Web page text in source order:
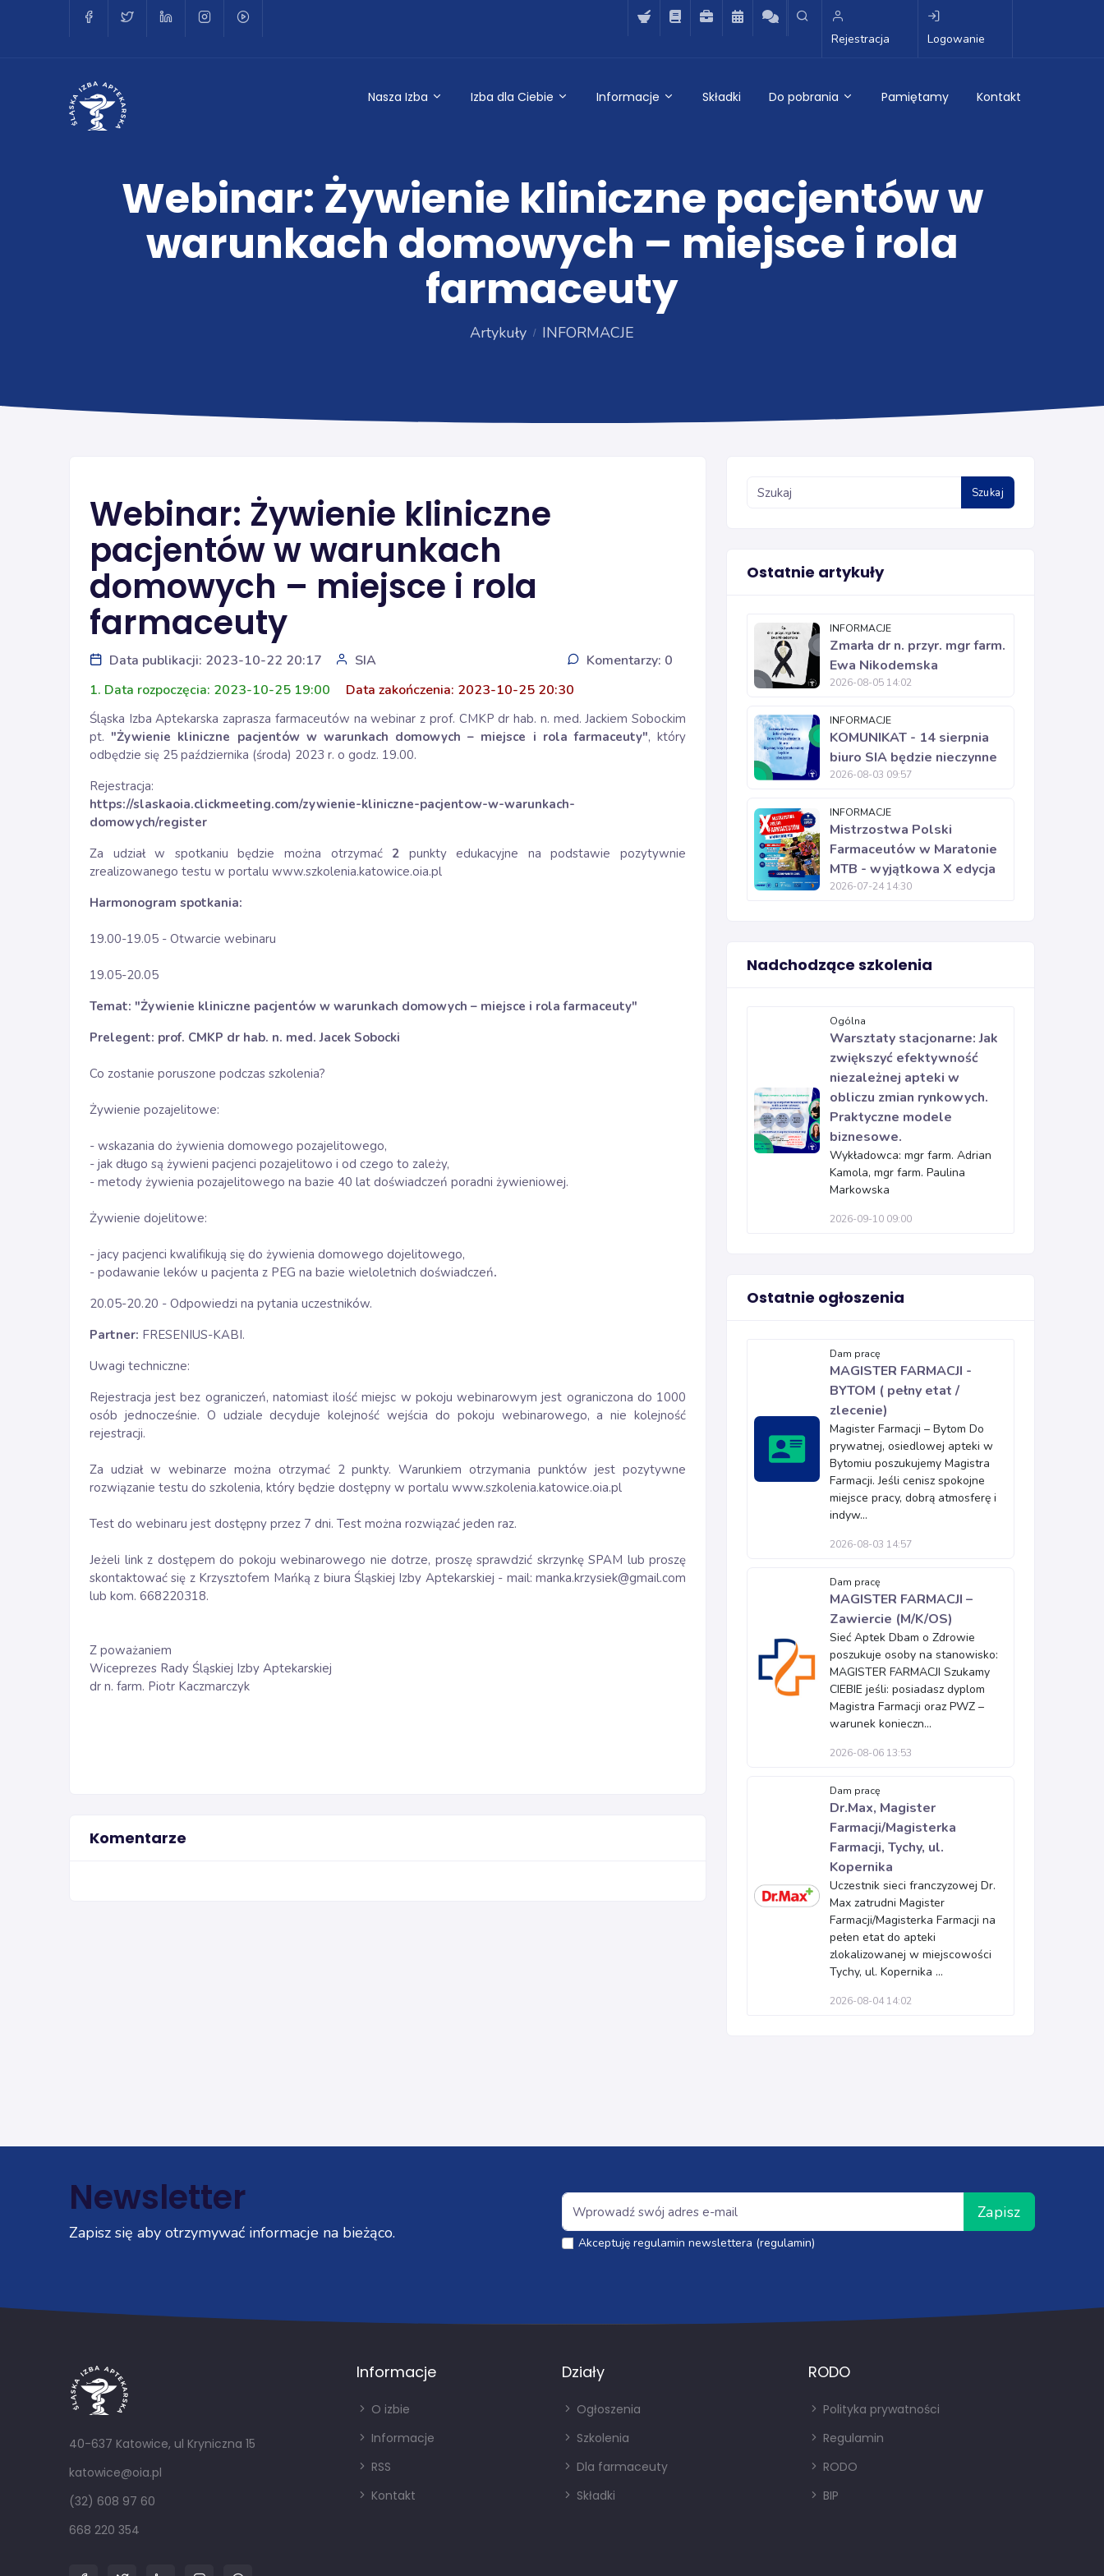
Rejestracja Logowanie
Nasza Izba Izba dla Ciebie Informacje Składki Do pobrania Pamiętamy Kontakt
Webinar: Żywienie kliniczne pacjentów w
warunkach domowych – miejsce i rola
farmaceuty
Artykuły INFORMACJE
Webinar: Żywienie kliniczne
pacjentów w warunkach
domowych – miejsce i rola
farmaceuty
Data publikacji: 2023-10-22 20:17 SIA
Komentarzy: 0
1. Data rozpoczęcia: 2023-10-25 19:00
Data zakończenia: 2023-10-25 20:30
Śląska Izba Aptekarska zaprasza farmaceutów na webinar z prof. CMKP dr hab. n. med. Jackiem Sobockim
pt. "Żywienie kliniczne pacjentów w warunkach domowych – miejsce i rola farmaceuty", który
odbędzie się 25 października (środa) 2023 r. o godz. 19.00.
Rejestracja:
https://slaskaoia.clickmeeting.com/zywienie-kliniczne-pacjentow-w-warunkach-
domowych/register
Za udział w spotkaniu będzie można otrzymać 2 punkty edukacyjne na podstawie pozytywnie
zrealizowanego testu w portalu www.szkolenia.katowice.oia.pl
Harmonogram spotkania:
19.00-19.05 - Otwarcie webinaru
19.05-20.05
Temat: "Żywienie kliniczne pacjentów w warunkach domowych – miejsce i rola farmaceuty"
Prelegent: prof. CMKP dr hab. n. med. Jacek Sobocki
Co zostanie poruszone podczas szkolenia?
Żywienie pozajelitowe:
- wskazania do żywienia domowego pozajelitowego,
- jak długo są żywieni pacjenci pozajelitowo i od czego to zależy,
- metody żywienia pozajelitowego na bazie 40 lat doświadczeń poradni żywieniowej.
Żywienie dojelitowe:
- jacy pacjenci kwalifikują się do żywienia domowego dojelitowego,
- podawanie leków u pacjenta z PEG na bazie wieloletnich doświadczeń.
20.05-20.20 - Odpowiedzi na pytania uczestników.
Partner: FRESENIUS-KABI.
Uwagi techniczne:
Rejestracja jest bez ograniczeń, natomiast ilość miejsc w pokoju webinarowym jest ograniczona do 1000
osób jednocześnie. O udziale decyduje kolejność wejścia do pokoju webinarowego, a nie kolejność
rejestracji.
Za udział w webinarze można otrzymać 2 punkty. Warunkiem otrzymania punktów jest pozytywne
rozwiązanie testu do szkolenia, który będzie dostępny w portalu www.szkolenia.katowice.oia.pl
Test do webinaru jest dostępny przez 7 dni. Test można rozwiązać jeden raz.
Jeżeli link z dostępem do pokoju webinarowego nie dotrze, proszę sprawdzić skrzynkę SPAM lub proszę
skontaktować się z Krzysztofem Mańką z biura Śląskiej Izby Aptekarskiej - mail: manka.krzysiek@gmail.com
lub kom. 668220318.
Z poważaniem
Wiceprezes Rady Śląskiej Izby Aptekarskiej
dr n. farm. Piotr Kaczmarczyk
Komentarze
Szukaj
Ostatnie artykuły
INFORMACJE
Zmarła dr n. przyr. mgr farm.
Ewa Nikodemska
2026-08-05 14:02
INFORMACJE
KOMUNIKAT - 14 sierpnia
biuro SIA będzie nieczynne
2026-08-03 09:57
INFORMACJE
Mistrzostwa Polski
Farmaceutów w Maratonie
MTB - wyjątkowa X edycja
2026-07-24 14:30
Nadchodzące szkolenia
Ogólna
Warsztaty stacjonarne: Jak
zwiększyć efektywność
niezależnej apteki w
obliczu zmian rynkowych.
Praktyczne modele
biznesowe.
Wykładowca: mgr farm. Adrian
Kamola, mgr farm. Paulina
Markowska
2026-09-10 09:00
Ostatnie ogłoszenia
Dam pracę
MAGISTER FARMACJI -
BYTOM ( pełny etat /
zlecenie)
Magister Farmacji – Bytom Do
prywatnej, osiedlowej apteki w
Bytomiu poszukujemy Magistra
Farmacji. Jeśli cenisz spokojne
miejsce pracy, dobrą atmosferę i
indyw...
2026-08-03 14:57
Dam pracę
MAGISTER FARMACJI –
Zawiercie (M/K/OS)
Sieć Aptek Dbam o Zdrowie
poszukuje osoby na stanowisko:
MAGISTER FARMACJI Szukamy
CIEBIE jeśli: posiadasz dyplom
Magistra Farmacji oraz PWZ –
warunek konieczn...
2026-08-06 13:53
Dam pracę
Dr.Max, Magister
Farmacji/Magisterka
Farmacji, Tychy, ul.
Kopernika
Uczestnik sieci franczyzowej Dr.
Max zatrudni Magister
Farmacji/Magisterka Farmacji na
pełen etat do apteki
zlokalizowanej w miejscowości
Tychy, ul. Kopernika ...
2026-08-04 14:02
Newsletter
Zapisz się aby otrzymywać informacje na bieżąco.
Zapisz
Akceptuję regulamin newslettera (regulamin)
40-637 Katowice, ul Kryniczna 15
katowice@oia.pl
(32) 608 97 60
668 220 354
Informacje
O izbie
Informacje
RSS
Kontakt
Działy
Ogłoszenia
Szkolenia
Dla farmaceuty
Składki
RODO
Polityka prywatności
Regulamin
RODO
BIP